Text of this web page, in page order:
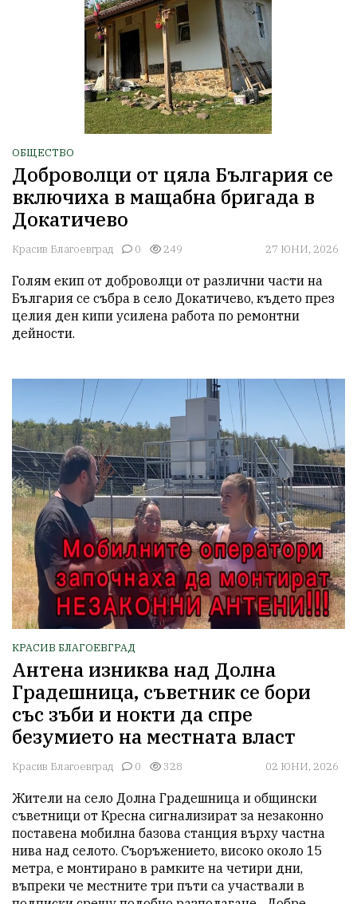
ОБЩЕСТВО
Доброволци от цяла България се
включиха в мащабна бригада в
Докатичево
Красив Благоевград 0 249 27 ЮНИ, 2026
Голям екип от доброволци от различни части на
България се събра в село Докатичево, където през
целия ден кипи усилена работа по ремонтни
дейности.
КРАСИВ БЛАГОЕВГРАД
Антена изниква над Долна
Градешница, съветник се бори
със зъби и нокти да спре
безумието на местната власт
Красив Благоевград 0 328 02 ЮНИ, 2026
Жители на село Долна Градешница и общински
съветници от Кресна сигнализират за незаконно
поставена мобилна базова станция върху частна
нива над селото. Съоръжението, високо около 15
метра, е монтирано в рамките на четири дни,
въпреки че местните три пъти са участвали в